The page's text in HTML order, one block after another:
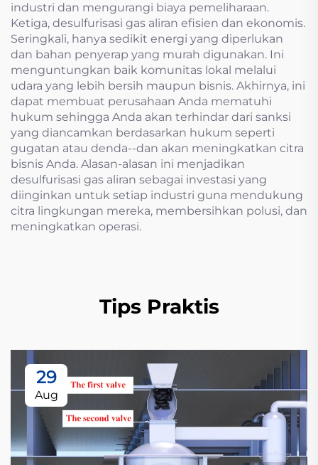
industri dan mengurangi biaya pemeliharaan.
Ketiga, desulfurisasi gas aliran efisien dan ekonomis.
Seringkali, hanya sedikit energi yang diperlukan
dan bahan penyerap yang murah digunakan. Ini
menguntungkan baik komunitas lokal melalui
udara yang lebih bersih maupun bisnis. Akhirnya, ini
dapat membuat perusahaan Anda mematuhi
hukum sehingga Anda akan terhindar dari sanksi
yang diancamkan berdasarkan hukum seperti
gugatan atau denda--dan akan meningkatkan citra
bisnis Anda. Alasan-alasan ini menjadikan
desulfurisasi gas aliran sebagai investasi yang
diinginkan untuk setiap industri guna mendukung
citra lingkungan mereka, membersihkan polusi, dan
meningkatkan operasi.
Tips Praktis
29
Aug